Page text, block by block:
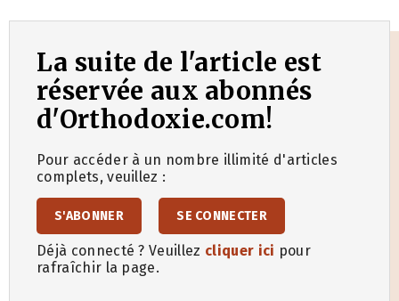
La suite de l'article est
réservée aux abonnés
d'Orthodoxie.com!
Pour accéder à un nombre illimité d'articles
complets, veuillez :
S'ABONNER SE CONNECTER
Déjà connecté ? Veuillez cliquer ici pour
rafraîchir la page.